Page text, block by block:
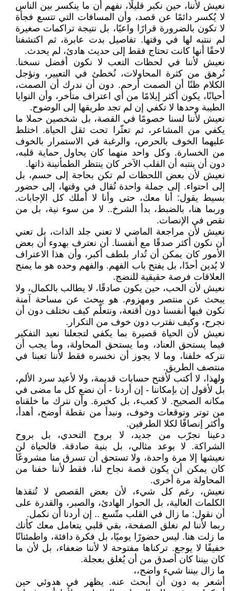
نعيش لأننا، حين نكبر قليلًا، نفهم أن ما ينكسر بين الناس
لا يُكسر دائمًا عن قصد، وأن المسافات التي تتسع فجأة
لا تكون بالضرورة قرارًا واعيًا، بل نتيجة تراكمات صغيرة
لم ننتبه لها في وقتها. تفاصيل بدت عابرة، ثم اكتشفنا
لاحقًا أنها كانت تحتاج فقط إلى حديث هادئ، لم يحدث.
نعيش لأننا في لحظات التعب لا نكون أفضل نسخنا.
نُرهق من كثرة المحاولات، نُخطئ في التعبير، ونؤجل
الكلام ظنًا أن الصمت أرحم. دون أن ندرك أن الصمت،
أحيانًا، يكون أكثر إيلامًا من أي اعتراف متأخر، وأن النوايا
الطيبة وحدها لا تكفي إن لم تجد طريقها إلى الوضوح.
نعيش لأننا لسنا خصومًا في القصة، بل شخصين حملا ما
يكفي من المشاعر، ثم تعثّرا تحت ثقل الحياة. اختلط
عليهما الخوف بالحرص، والرغبة في الاستمرار بالخوف
من الخسارة. وكل واحد منهما كان يحاول حماية قلبه،
دون أن ينتبه أن القلب الآخر كان ينتظر الطمأنينة ذاتها.
نعيش لأن بعض اللحظات لم تكن بحاجة إلى حسم، بل
إلى احتواء. إلى جملة واحدة تُقال في وقتها، إلى حضور
بسيط يقول: أنا معك، حتى وأنا لا أملك كل الإجابات.
وربما هنا، بالضبط، بدأ الشرخ.. لا من سوء نية، بل من
نقص في الإنصات.
نعيش لأن مراجعة الماضي لا تعني جلد الذات، بل تعني
أن نكون أكثر صدقًا مع أنفسنا. أن نعترف بهدوء أن بعض
الأمور كان يمكن أن تُدار بلطف أكبر، وأن هذا الاعتراف
لا يُدين أحدًا، بل يفتح باب الفهم. والفهم وحده هو ما يمنح
العلاقات فرصة حقيقية للنضج.
نعيش لأن الحب، حين يكون صادقًا، لا يطالب بالكمال، ولا
يبحث عن منتصر ومهزوم. هو يبحث عن مساحة آمنة
نكون فيها أنفسنا دون أقنعة، ونتعلّم كيف نختلف دون أن
نجرح، وكيف نقترب دون خوف من التكرار.
نعيش لأن الحياة قصيرة بما يكفي لتجعلنا نعيد التفكير
فيما يستحق العناد، وما يستحق المحاولة، وما يجب أن
نتركه خلفنا، وما لا يجوز أن نخسره فقط لأننا تعبنا في
منتصف الطريق.
ولهذا، لا أكتب لأفتح حسابات قديمة، ولا لأعيد سرد الألم،
بل لأقول إن بإمكاننا - إن أردنا - أن نضع كل ما مضى في
مكانه الصحيح. لا كعبء، بل كخبرة. وأن نترك ما خلقناه
من توتر وتوقعات وخوف، ونبدأ من نقطة أوضح، أهدأ،
وأكثر إنصافًا لكلا الطرفين.
دعينا نجرّب من جديد، لا بروح التحدي، بل بروح
الشراكة. لا بوعد مثالي، بل بنية صادقة. فالحياة لن
نعيشها إلا مرة واحدة، ولا تستحق أن تسرق منا مشروعًا
كان يمكن أن يكون قصة نجاح لنا، فقط لأننا خفنا من
المحاولة مرة أخرى.
نعيش، رغم كل شيء، لأن بعض القصص لا تُنقذها
الكلمات العالية، بل الحوار الهادئ، والصبر، والقدرة على
أن نقول: ما زال في القلب متّسع .. إن أردنا أن نكمل.
ربما لأننا لم نغلق الصفحة، بقي قلبي يتعامل معك كأنك
ما زلت هنا. ليس حضورًا يوميًا، بل فكرة دافئة، واطمئنانًا
خفيفًا لا يوجع. تركناها مفتوحة لا لأننا ضعفاء، بل لأن ما
كان بيننا كان أصدق من أن يُغلق بعجلة.
ما زال بيننا شيء واضح،،
أشعر به دون أن أبحث عنه. يظهر في هدوئي حين